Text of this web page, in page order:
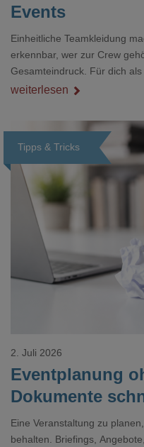
Events
Einheitliche Teamkleidung
erkennbar, wer zur Crew
Gesamteindruck. Für dich
Nebenthema: Bei Textilien
weiterlesen
Tipps & Tricks
Eventplanung
Dokumente
2. Juli 2026
Eine Veranstaltung zu
behalten. Briefings,